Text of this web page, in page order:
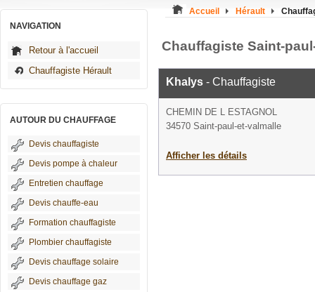
NAVIGATION
Retour à l'accueil
Chauffagiste Hérault
AUTOUR DU CHAUFFAGE
Devis chauffagiste
Devis pompe à chaleur
Entretien chauffage
Devis chauffe-eau
Formation chauffagiste
Plombier chauffagiste
Devis chauffage solaire
Devis chauffage gaz
Accueil Hérault
Chauffagiste Saint-
Khalys - Chauffagiste
CHEMIN DE L ESTAGNOL
34570 Saint-paul-et-valmalle
Afficher les détails